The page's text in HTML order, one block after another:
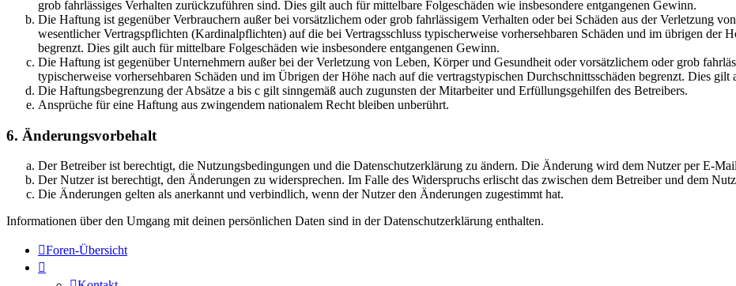
grob fahrlässiges Verhalten zurückzuführen sind. Dies gilt auch für mittelbare Folgeschäden wie insbesondere entgangenen Gewinn.
Die Haftung ist gegenüber Verbrauchern außer bei vorsätzlichem oder grob fahrlässigem Verhalten oder bei Schäden aus der Verletzung
wesentlicher Vertragspflichten (Kardinalpflichten) auf die bei Vertragsschluss typischerweise vorhersehbaren Schäden und im übrigen der
begrenzt. Dies gilt auch für mittelbare Folgeschäden wie insbesondere entgangenen Gewinn.
Die Haftung ist gegenüber Unternehmern außer bei der Verletzung von Leben, Körper und Gesundheit oder vorsätzlichem oder grob
typischerweise vorhersehbaren Schäden und im Übrigen der Höhe nach auf die vertragstypischen Durchschnittsschäden begrenzt. Dies
Die Haftungsbegrenzung der Absätze a bis c gilt sinngemäß auch zugunsten der Mitarbeiter und Erfüllungsgehilfen des Betreibers.
Ansprüche für eine Haftung aus zwingendem nationalem Recht bleiben unberührt.
6. Änderungsvorbehalt
Der Betreiber ist berechtigt, die Nutzungsbedingungen und die Datenschutzerklärung zu ändern. Die Änderung wird dem Nutzer per E-
Der Nutzer ist berechtigt, den Änderungen zu widersprechen. Im Falle des Widerspruchs erlischt das zwischen dem Betreiber und dem
Die Änderungen gelten als anerkannt und verbindlich, wenn der Nutzer den Änderungen zugestimmt hat.
Informationen über den Umgang mit deinen persönlichen Daten sind in der Datenschutzerklärung enthalten.
Foren-Übersicht